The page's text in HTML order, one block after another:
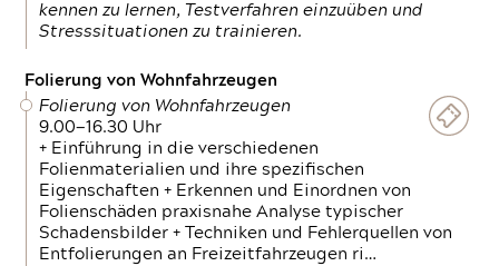
kennen zu lernen, Testverfahren einzuüben und
Stresssituationen zu trainieren.
Folierung von Wohnfahrzeugen
Folierung von Wohnfahrzeugen
9.00—16.30 Uhr
+ Einführung in die verschiedenen
Folienmaterialien und ihre spezifischen
Eigenschaften + Erkennen und Einordnen von
Folienschäden praxisnahe Analyse typischer
Schadensbilder + Techniken und Fehlerquellen von
Entfolierungen an Freizeitfahrzeugen ri…